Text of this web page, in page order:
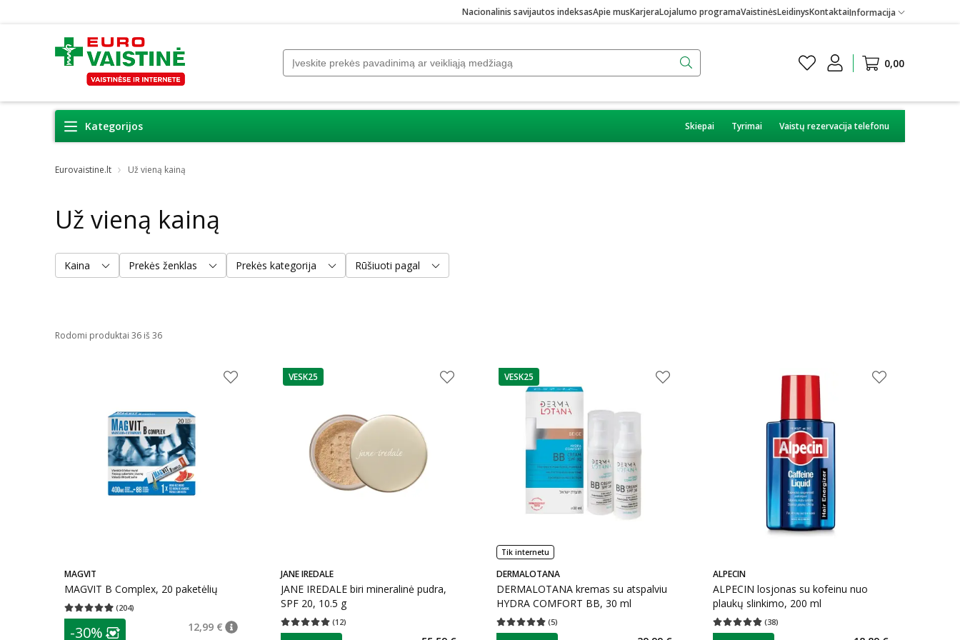
Nacionalinis savijautos indeksasApie musKarjeraLojalumo programaVaistinėsLeidinysKontaktaiInformacija
0,00
Kategorijos Skiepai Tyrimai Vaistų rezervacija telefonu
Eurovaistine.lt Už vieną kainą
Už vieną kainą
Kaina Prekės ženklas Prekės kategorija Rūšiuoti pagal
Rodomi produktai 36 iš 36
MAGVIT
MAGVIT B Complex, 20 paketėlių
(204)
Vidutinis įvertinimas 4.97
patarimas
-30% 12,99 €
patarimas
Įprasta kaina:12,99 €
patarimas
VESK25
JANE IREDALE
JANE IREDALE biri mineralinė pudra,
SPF 20, 10.5 g
(12)
Vidutinis įvertinimas 5.00
patarimas
VESK25
Tik internetu
DERMALOTANA
DERMALOTANA kremas su atspalviu
HYDRA COMFORT BB, 30 ml
(5)
Vidutinis įvertinimas 4.80
ALPECIN
ALPECIN losjonas su kofeinu nuo
plaukų slinkimo, 200 ml
(38)
Vidutinis įvertinimas 4.82